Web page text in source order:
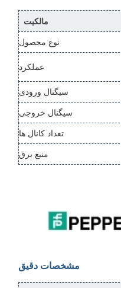
مالکیت
نوع محصول
عملکرد
سیگنال ورودی
سیگنال خروجی
تعداد کانال ها
منبع برق
مشخصات دقیق